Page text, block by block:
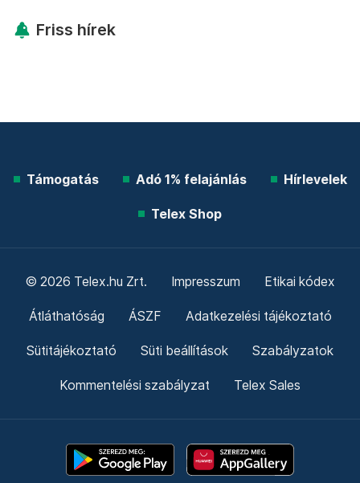
Friss hírek
Támogatás Adó 1% felajánlás Hírlevelek
Telex Shop
© 2026 Telex.hu Zrt. Impresszum Etikai kódex
Átláthatóság ÁSZF Adatkezelési tájékoztató
Sütitájékoztató Süti beállítások Szabályzatok
Kommentelési szabályzat Telex Sales